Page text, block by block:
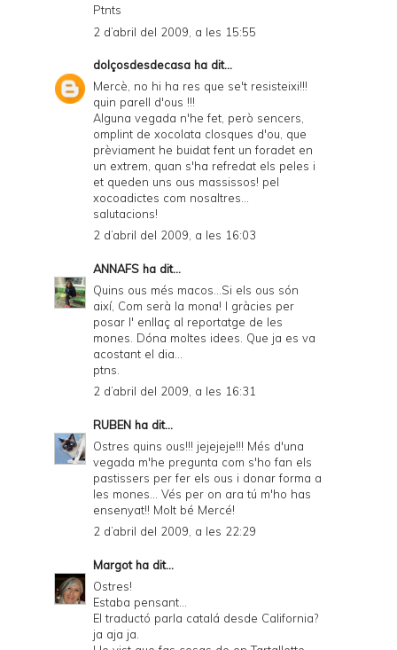
Ptnts
2 d’abril del 2009, a les 15:55
dolçosdesdecasa ha dit...
Mercè, no hi ha res que se't resisteixi!!!
quin parell d'ous !!!
Alguna vegada n'he fet, però sencers,
omplint de xocolata closques d'ou, que
prèviament he buidat fent un foradet en
un extrem, quan s'ha refredat els peles i
et queden uns ous massissos! pel
xocoadictes com nosaltres...
salutacions!
2 d’abril del 2009, a les 16:03
ANNAFS ha dit...
Quins ous més macos...Si els ous són
així, Com serà la mona! I gràcies per
posar l' enllaç al reportatge de les
mones. Dóna moltes idees. Que ja es va
acostant el dia...
ptns.
2 d’abril del 2009, a les 16:31
RUBEN ha dit...
Ostres quins ous!!! jejejeje!!! Més d'una
vegada m'he pregunta com s'ho fan els
pastissers per fer els ous i donar forma a
les mones... Vés per on ara tú m'ho has
ensenyat!! Molt bé Mercé!
2 d’abril del 2009, a les 22:29
Margotha dit...
Ostres!
Estaba pensant...
El traductó parla catalá desde California?
ja aja ja.